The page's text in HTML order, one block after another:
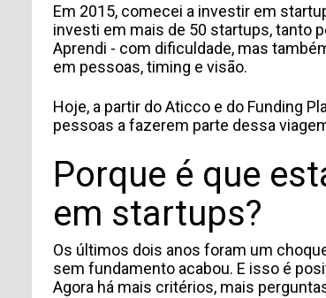
Em 2015, comecei a investir em
investi em mais de 50 startups, tanto
Aprendi - com dificuldade, mas
em pessoas, timing e visão.
Hoje, a partir do Aticco e do Funding
pessoas a fazerem parte dessa
Porque é que
em startups?
Os últimos dois anos foram um
sem fundamento acabou. E isso é
Agora há mais critérios, mais